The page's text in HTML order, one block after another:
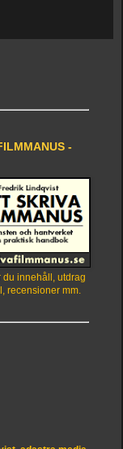
-
du innehåll, utdrag
recensioner mm.